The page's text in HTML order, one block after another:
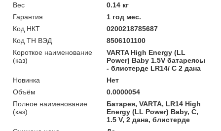
Вес
0.14 кг
Гарантия
1 год мес.
Код НКТ
0200218785687
Код ТН ВЭД
8506101100
Короткое наименование
(каз)
VARTA High Energy (LL
Power) Baby 1.5V батареясы
- блистерде LR14/ C 2 дана
Новинка
Нет
Объём
0.0000054
Полное наименование
(каз)
Батарея, VARTA, LR14 High
Energy (LL Power) Baby, C,
1.5 V, 2 дана, блистерде